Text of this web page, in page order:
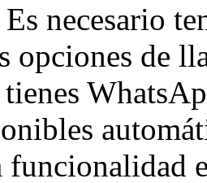
necesario
opciones de
funcionalidad